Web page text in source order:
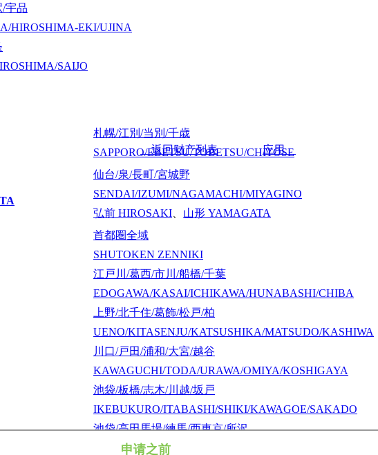
/宇品
HIROSHIMA-EKI/UJINA
SAIJO
札幌/江別/当別/千歳
SAPPORO/EBETSU/TOBETSU/CHITOSE
仙台/泉/長町/宮城野
SENDAI/IZUMI/NAGAMACHI/MIYAGINO
弘前 HIROSAKI 山形 YAMAGATA
首都圏全域
SHUTOKEN ZENNIKI
江戸川/葛西/市川/船橋/千葉
EDOGAWA/KASAI/ICHIKAWA/HUNABASHI/CHIBA
上野/北千住/葛飾/松戸/柏
UENO/KITASENJU/KATSUSHIKA/MATSUDO/KASHIWA
川口/戸田/浦和/大宮/越谷
KAWAGUCHI/TODA/URAWA/OMIYA/KOSHIGAYA
池袋/板橋/志木/川越/坂戸
IKEBUKURO/ITABASHI/SHIKI/KAWAGOE/SAKADO
池袋/高田馬場/練馬/西東京/所沢
IKEBUKURO/TAKADANOBABA/NERIMA
返回财产列表 应用